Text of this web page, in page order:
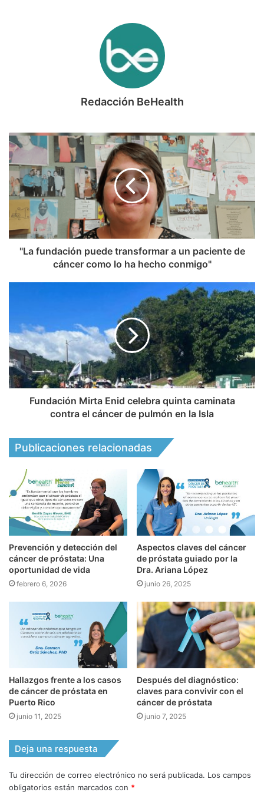
Redacción BeHealth
"La fundación puede transformar a un paciente de
cáncer como lo ha hecho conmigo"
Fundación Mirta Enid celebra quinta caminata
contra el cáncer de pulmón en la Isla
Publicaciones relacionadas
Prevención y detección del
cáncer de próstata: Una
oportunidad de vida
febrero 6, 2026
Aspectos claves del cáncer
de próstata guiado por la
Dra. Ariana López
junio 26, 2025
Hallazgos frente a los casos
de cáncer de próstata en
Puerto Rico
junio 11, 2025
Después del diagnóstico:
claves para convivir con el
cáncer de próstata
junio 7, 2025
Deja una respuesta
Tu dirección de correo electrónico no será publicada. Los campos
obligatorios están marcados con *